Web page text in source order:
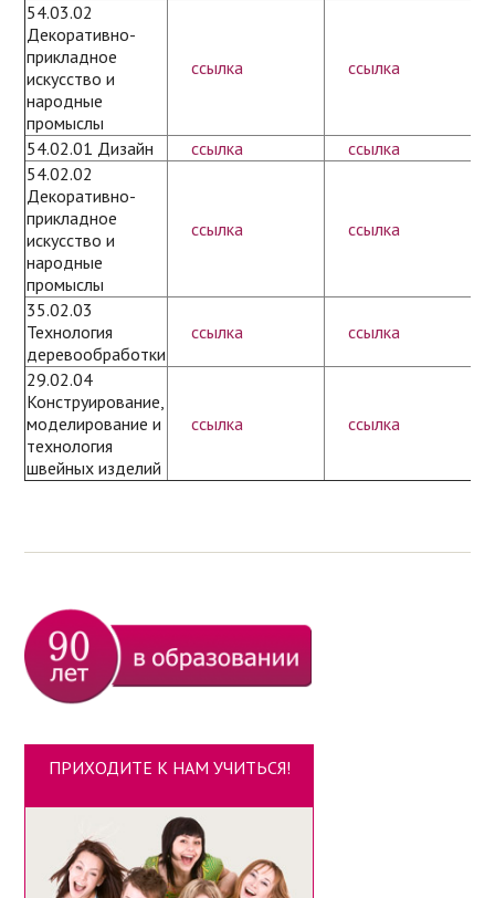
54.03.02
Декоративно-
прикладное
искусство и
народные
промыслы
ссылка ссылка
54.02.01 Дизайн ссылка
ссылка
54.02.02
Декоративно-
прикладное
искусство и
народные
промыслы
ссылка ссылка
35.02.03
Технология
деревообработки
ссылка ссылка
29.02.04
Конструирование,
моделирование и
технология
швейных изделий
ссылка ссылка
ПРИХОДИТЕ К НАМ УЧИТЬСЯ!